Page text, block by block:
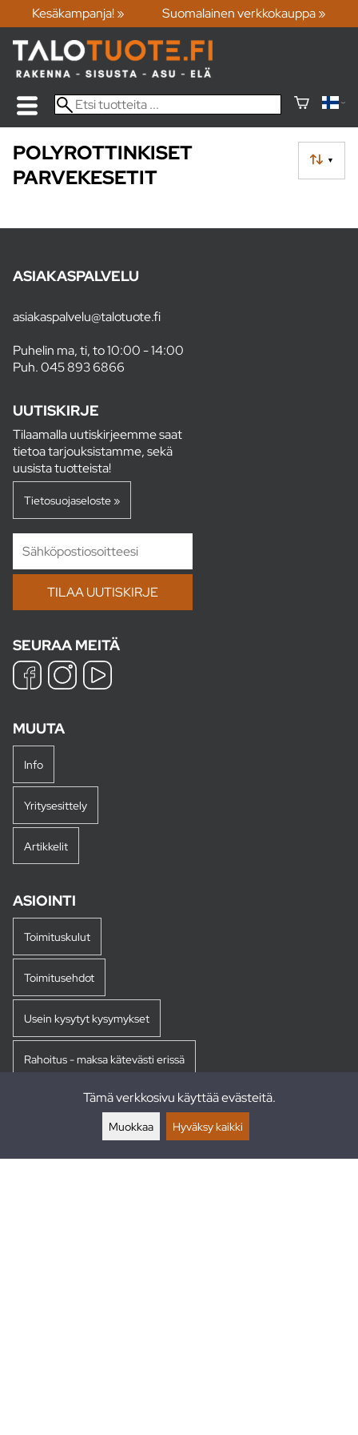
Kesäkampanja! » Suomalainen verkkokauppa »
▼
POLYROTTINKISET
PARVEKESETIT
ASIAKASPALVELU
asiakaspalvelu@talotuote.fi
Puhelin ma, ti, to 10:00 - 14:00
Puh.045 893 6866
UUTISKIRJE
Tilaamalla uutiskirjeemme saat
tietoa tarjouksistamme, sekä
uusista tuotteista!
Tietosuojaseloste »
SEURAA MEITÄ
MUUTA
Info
Yritysesittely
Artikkelit
ASIOINTI
Toimituskulut
Toimitusehdot
Usein kysytyt kysymykset
Rahoitus - maksa kätevästi erissä
Tämä verkkosivu käyttää evästeitä.
Muokkaa Hyväksy kaikki